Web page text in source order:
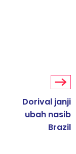
Dorival janji
ubah nasib
Brazil